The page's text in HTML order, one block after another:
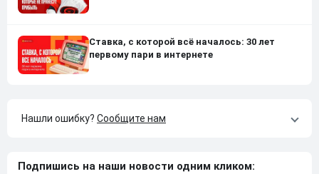
Ставка, с которой всё началось: 30 лет
первому пари в интернете
Нашли ошибку? Сообщите нам
Подпишись на наши новости одним кликом: